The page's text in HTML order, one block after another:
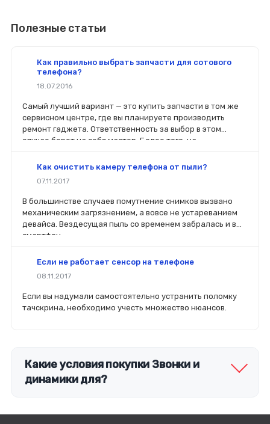
Полезные статьи
Как правильно выбрать запчасти для сотового
телефона?
18.07.2016
Самый лучший вариант — это купить запчасти в том же
сервисном центре, где вы планируете производить
ремонт гаджета. Ответственность за выбор в этом
случае берет на себя мастер. Более того, на
вы планируете делать ремонт самостоятельно, то выбор
перед покупкой нового модуля старый был в руках. Так
легче сориентироваться в разъемах, элементах
крепления, электрических параметрах и прочих
характеристиках.
Как очистить камеру телефона от пыли?
07.11.2017
В большинстве случаев помутнение снимков вызвано
механическим загрязнением, а вовсе не устареванием
девайса. Вездесущая пыль со временем забралась и в
смартфон.
Если не работает сенсор на телефоне
08.11.2017
Если вы надумали самостоятельно устранить поломку
тачскрина, необходимо учесть множество нюансов.
Какие условия покупки Звонки и
динамики для?